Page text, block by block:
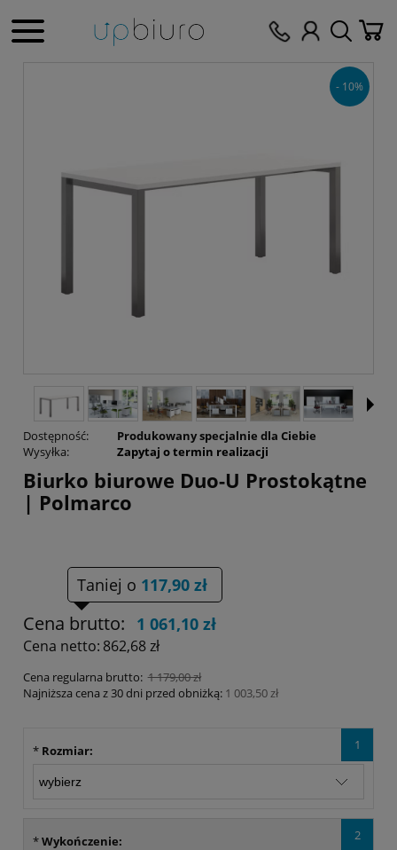
- 10%
Dostępność:
Produkowany specjalnie dla Ciebie
Wysyłka:
Zapytaj o termin realizacji
Biurko biurowe Duo-U Prostokątne
| Polmarco
Taniej o 117,90 zł
Cena brutto: 1 061,10 zł
Cena netto: 862,68 zł
Cena regularna brutto: 1 179,00 zł
Najniższa cena z 30 dni przed obniżką: 1 003,50 zł
1
* Rozmiar:
2
*Wykończenie: